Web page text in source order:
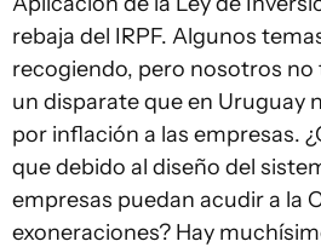
rebaja del IRPF. Algunos
recogiendo, pero nosotros no
un disparate que en Uruguay
por inflación a las empresas.
que debido al diseño del
empresas puedan acudir a la
exoneraciones? Hay